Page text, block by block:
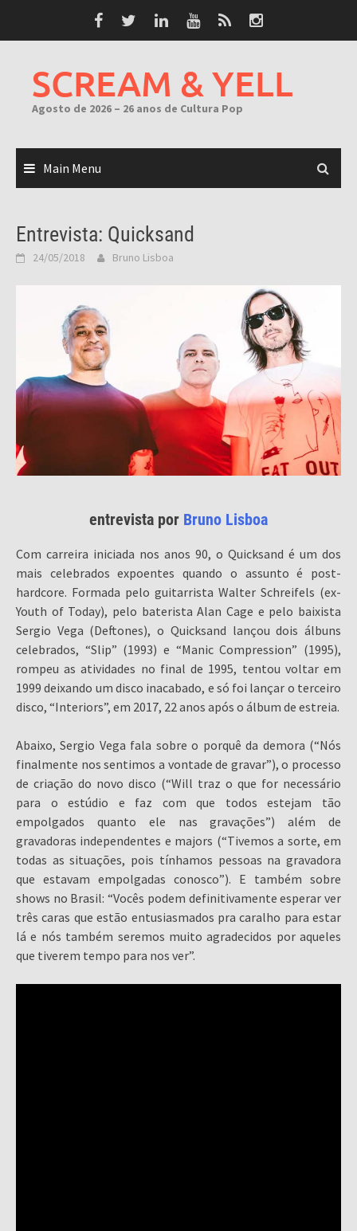
SCREAM & YELL
Agosto de 2026 – 26 anos de Cultura Pop
Main Menu
Entrevista: Quicksand
24/05/2018 Bruno Lisboa
entrevista por Bruno Lisboa
Com carreira iniciada nos anos 90, o Quicksand é um dos
mais celebrados expoentes quando o assunto é post-
hardcore. Formada pelo guitarrista Walter Schreifels (ex-
Youth of Today), pelo baterista Alan Cage e pelo baixista
Sergio Vega (Deftones), o Quicksand lançou dois álbuns
celebrados, “Slip” (1993) e “Manic Compression” (1995),
rompeu as atividades no final de 1995, tentou voltar em
1999 deixando um disco inacabado, e só foi lançar o terceiro
disco, “Interiors”, em 2017, 22 anos após o álbum de estreia.
Abaixo, Sergio Vega fala sobre o porquê da demora (“Nós
finalmente nos sentimos a vontade de gravar”), o processo
de criação do novo disco (“Will traz o que for necessário
para o estúdio e faz com que todos estejam tão
empolgados quanto ele nas gravações”) além de
gravadoras independentes e majors (“Tivemos a sorte, em
todas as situações, pois tínhamos pessoas na gravadora
que estavam empolgadas conosco”). E também sobre
shows no Brasil: “Vocês podem definitivamente esperar ver
três caras que estão entusiasmados pra caralho para estar
lá e nós também seremos muito agradecidos por aqueles
que tiverem tempo para nos ver”.